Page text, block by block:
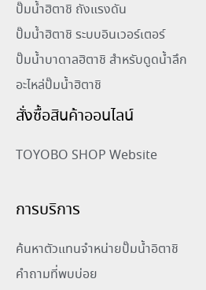
ปั๊มน้ำฮิตาชิ ถังแรงดัน
ปั๊มน้ำฮิตาชิ ระบบอินเวอร์เตอร์
ปั๊มน้ำบาดาลฮิตาชิ สำหรับดูดน้ำลึก
อะไหล่ปั๊มน้ำฮิตาชิ
สั่งซื้อสินค้าออนไลน์
TOYOBO SHOP Website
การบริการ
ค้นหาตัวแทนจำหน่ายปั๊มน้ำอิตาชิ
คำถามที่พบบ่อย